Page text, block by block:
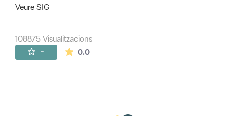
Veure SIG
108875 Visualitzacions
- 0.0La mitjana de les valoracions és de 0